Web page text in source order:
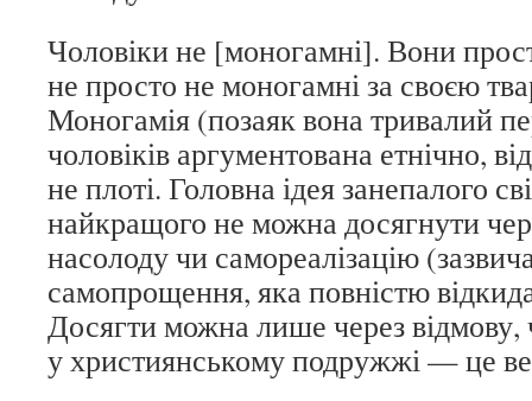
Чоловіки не [моногамні]. Вони
не просто не моногамні за своєю
Моногамія (позаяк вона тривалий
чоловіків аргументована етнічно,
не плоті. Головна ідея занепалого
найкращого не можна досягнути
насолоду чи самореалізацію
самопрощення, яка повністю
Досягти можна лише через відмову,
у християнському подружжі — це